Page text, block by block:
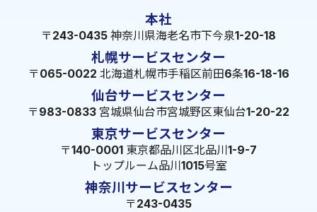
本社
〒243-0435 神奈川県海老名市下今泉1-20-18
札幌サービスセンター
〒065-0022 北海道札幌市手稲区前田6条16-18-16
仙台サービスセンター
〒983-0833 宮城県仙台市宮城野区東仙台1-20-22
東京サービスセンター
〒140-0001 東京都品川区北品川1-9-7
トップルーム品川1015号室
神奈川サービスセンター
〒243-0435